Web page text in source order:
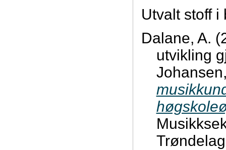
Utvalt stoff i
Dalane, A.
utvikling